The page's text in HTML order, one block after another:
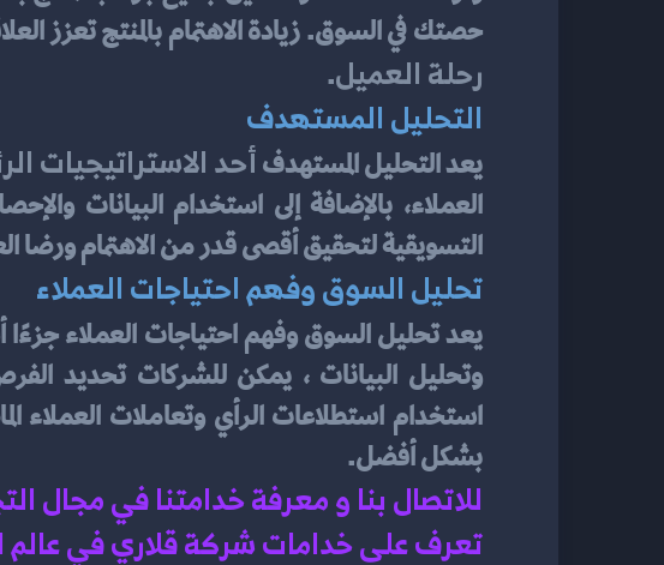
حصتك في السوق. زيادة الاهتمام بالمنتج تعزز
رحلة العميل.
التحليل المستهدف
يعد التحليل المستهدف أحد الاستراتيجيات
التسويقية لتحقيق أقصى قدر من الاهتمام ورضا
تحليل السوق وفهم احتياجات العملاء
يعد تحليل السوق وفهم احتياجات العملاء
بشكل أفضل.
للاتصال بنا و معرفة خدامتنا في مجال
تعرف على خدامات شركة قلاري في عالم